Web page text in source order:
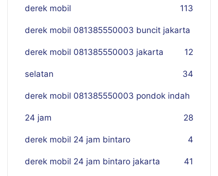
derek mobil 113
derek mobil 081385550003 buncit jakarta
12
derek mobil 081385550003 jakarta
selatan 34
derek mobil 081385550003 pondok indah
24 jam 28
derek mobil 24 jam bintaro 4
derek mobil 24 jam bintaro jakarta 41